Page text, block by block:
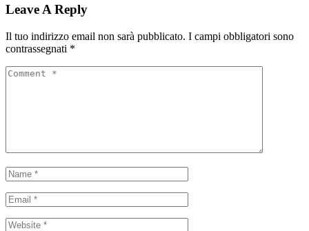
Leave A Reply
Il tuo indirizzo email non sarà pubblicato. I campi obbligatori sono
contrassegnati *